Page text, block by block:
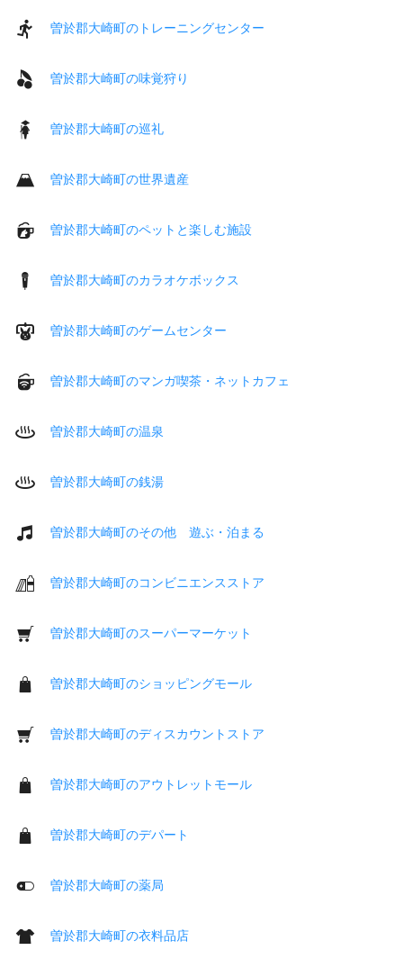
曽於郡大崎町のトレーニングセンター
曽於郡大崎町の味覚狩り
曽於郡大崎町の巡礼
曽於郡大崎町の世界遺産
曽於郡大崎町のペットと楽しむ施設
曽於郡大崎町のカラオケボックス
曽於郡大崎町のゲームセンター
曽於郡大崎町のマンガ喫茶・ネットカフェ
曽於郡大崎町の温泉
曽於郡大崎町の銭湯
曽於郡大崎町のその他 遊ぶ・泊まる
曽於郡大崎町のコンビニエンスストア
曽於郡大崎町のスーパーマーケット
曽於郡大崎町のショッピングモール
曽於郡大崎町のディスカウントストア
曽於郡大崎町のアウトレットモール
曽於郡大崎町のデパート
曽於郡大崎町の薬局
曽於郡大崎町の衣料品店